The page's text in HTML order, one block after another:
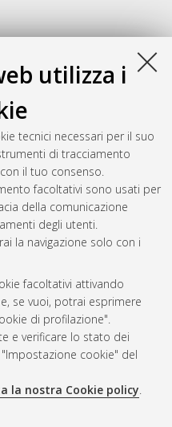
utilizza i
tecnici necessari per il suo
di tracciamento
il tuo consenso.
facoltativi sono usati per
della comunicazione
degli utenti.
la navigazione solo con i
facoltativi attivando
se vuoi, potrai esprimere
di profilazione".
e verificare lo stato dei
cookie" del
la nostra Cookie policy.